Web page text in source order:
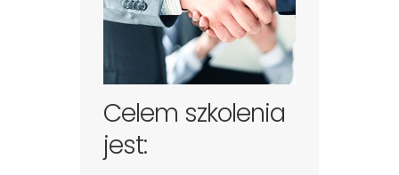
Celem szkolenia
jest: